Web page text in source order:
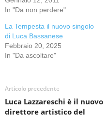
In "Da non perdere"
La Tempesta il nuovo singolo
di Luca Bassanese
Febbraio 20, 2025
In "Da ascoltare"
Articolo precedente
Luca Lazzareschi è il nuovo
direttore artistico del